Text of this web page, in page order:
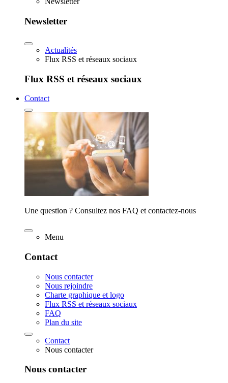
Newsletter
Actualités
Flux RSS et réseaux sociaux
Flux RSS et réseaux sociaux
Contact
Une question ? Consultez nos FAQ et contactez-nous
Menu
Contact
Nous contacter
Nous rejoindre
Charte graphique et logo
Flux RSS et réseaux sociaux
FAQ
Plan du site
Contact
Nous contacter
Nous contacter